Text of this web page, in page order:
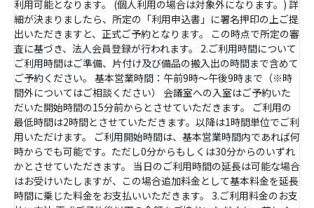
利用可能となります。 (個人利用の場合は対象外になります。) 詳
細が決まりましたら、所定の「利用申込書」に署名押印の上ご提
出いただきますと、正式ご予約となります。 この時点で所定の審
査に基づき、法人会員登録が行われます。 2.ご利用時間について
ご利用時間はご準備、片付け及び備品の搬入出の時間まで含めて
ご予約ください。 基本営業時間：午前9時～午後9時まで（※時
間外についてはご相談ください） 会議室への入室はご予約いた
だいた開始時間の15分前からとさせていただきます。 ご利用の
最低時間は2時間とさせていただきます。以降は1時間単位でご利
用いただけます。 ご利用開始時間は、基本営業時間内であれば何
時からでも可能です。ただし0分からもしくは30分からのいずれ
かとさせていただきます。 当日のご利用時間の延長は可能な場合
はお受けいたしますが、この場合追加料金として基本料金を延長
時間に乗じた料金をお支払いいただきます。 3.ご利用料金のお支